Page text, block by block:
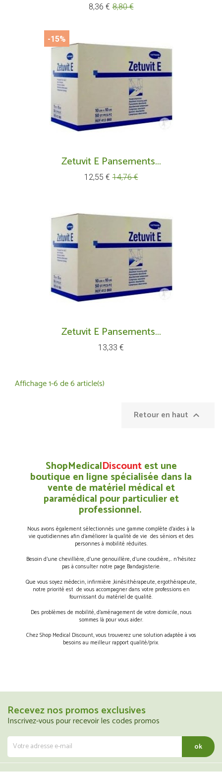
Prix
8,36 € Prix
8,80 €
Zetuvit E Pansements...
Prix
12,55 € Prix
14,76 €
-15%
Zetuvit E Pansements...
Prix
13,33 €
Affichage 1-6 de 6 article(s)
Retour en haut 
ShopMedicalDiscountest une
boutique en ligne spécialisée dans la
vente de matériel médical et
paramédical pour particulier et
professionnel.
Nous avons également sélectionnés une gamme complète d’aides à la
vie quotidiennes afin d’améliorer la qualité de vie des séniors et des
personnes à mobilité réduites.
Besoin d’une chevillière, d’une genouillère, d’une coudière,… n’hésitez
pas à consulter notre page Bandagisterie.
Que vous soyez médecin, infirmière ,kinésithérapeute, ergothérapeute,
notre priorité est de vous accompagner dans votre professions en
fournissant du matériel de qualité.
Des problèmes de mobilité, d’aménagement de votre domicile, nous
sommes là pour vous aider.
Chez Shop Medical Discount, vous trouverez une solution adaptée à vos
besoins au meilleur rapport qualité/prix.
Recevez nos promos exclusives
Inscrivez-vous pour recevoir les codes promos